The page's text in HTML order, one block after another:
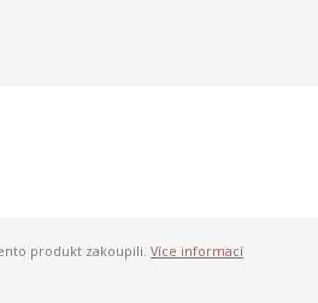
produkt zakoupili. Více informací